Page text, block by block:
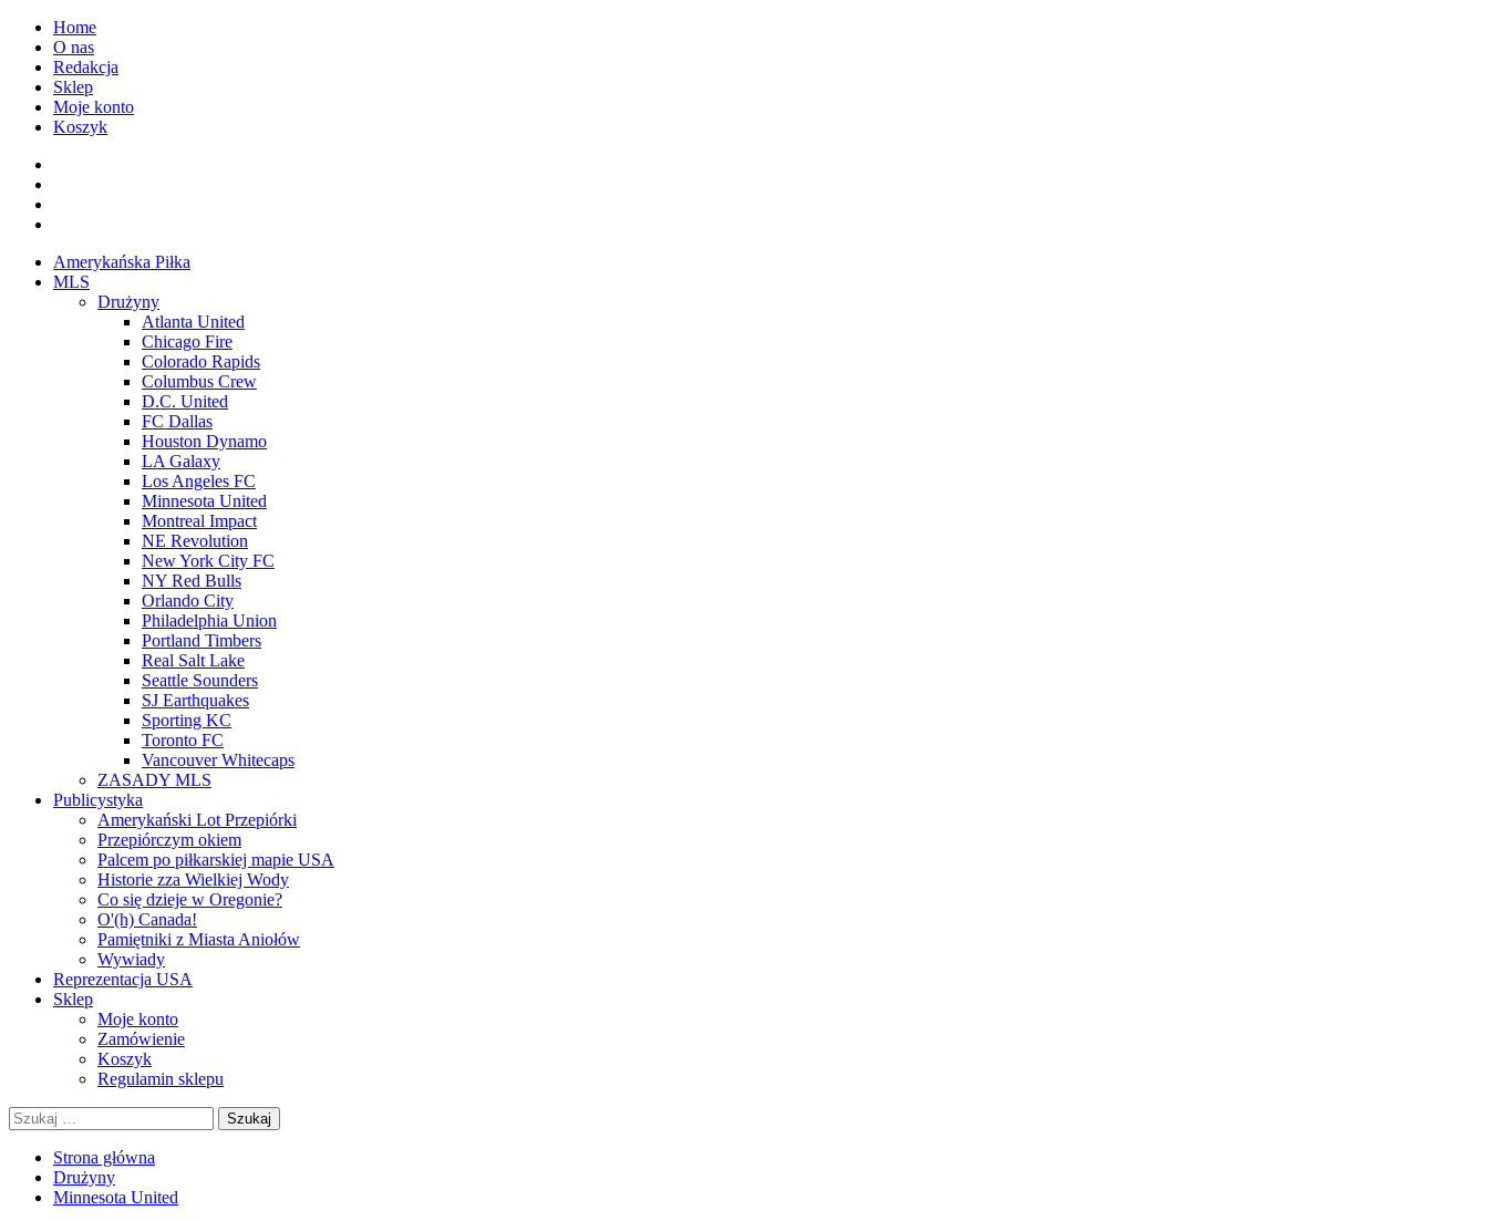
Przejdź
treści
Home
O nas
Redakcja
Sklep
Moje konto
Koszyk
Menu
główne
Amerykańska Piłka
MLS
Drużyny
Atlanta United
Chicago Fire
Colorado Rapids
Columbus Crew
D.C. United
FC Dallas
Houston Dynamo
LA Galaxy
Los Angeles FC
Minnesota United
Montreal Impact
NE Revolution
New York City FC
NY Red Bulls
Orlando City
Philadelphia Union
Portland Timbers
Real Salt Lake
Seattle Sounders
SJ Earthquakes
Sporting KC
Toronto FC
Vancouver Whitecaps
ZASADY MLS
Publicystyka
Amerykański Lot Przepiórki
Przepiórczym okiem
Palcem po piłkarskiej mapie USA
Historie zza Wielkiej Wody
Co się dzieje w Oregonie?
O'(h) Canada!
Pamiętniki z Miasta Aniołów
Wywiady
Reprezentacja USA
Sklep
Moje konto
Zamówienie
Koszyk
Regulamin sklepu
Szukaj:
Strona główna
Drużyny
Minnesota United